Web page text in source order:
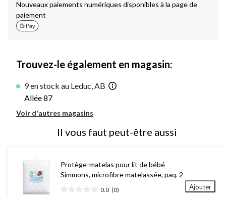
Nouveaux paiements numériques disponibles à la page de
paiement
Trouvez-le également en magasin:
9 en stock au Leduc, AB
Allée 87
Voir d'autres magasins
Il vous faut peut-être aussi
Protège-matelas pour lit de bébé
Simmons, microfibre matelassée, paq. 2
0.0 (0) Ajouter